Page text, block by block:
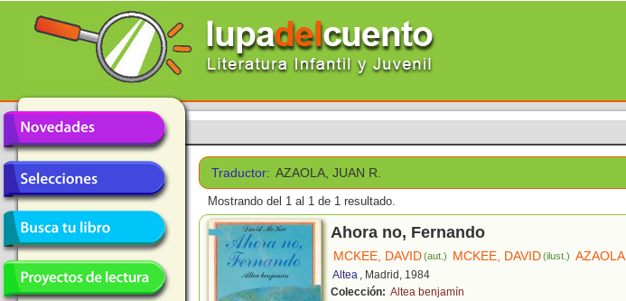
Traductor: AZAOLA, JUAN R.
Mostrando del 1 al 1 de 1 resultado.
Ahora no, Fernando
MCKEE, DAVID(aut.) MCKEE, DAVID(ilust.)
Altea , Madrid, 1984
Colección: Altea benjamín